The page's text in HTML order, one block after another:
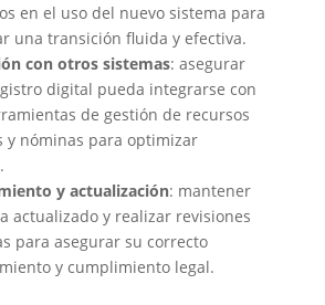
en el uso del nuevo sistema para
una transición fluida y efectiva.​
con otros sistemas: asegurar
digital pueda integrarse con
de gestión de recursos
y nóminas para optimizar
y actualización: mantener
actualizado y realizar revisiones
para asegurar su correcto
y cumplimiento legal.​